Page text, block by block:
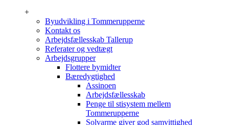
+
Byudvikling i Tommerupperne
Kontakt os
Arbejdsfællesskab Tallerup
Referater og vedtægt
Arbejdsgrupper
Flottere bymidter
Bæredygtighed
Assinoen
Arbejdsfællesskab
Penge til stisystem mellem
Tommerupperne
Solvarme giver god samvittighed